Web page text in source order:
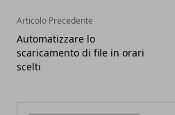
Articolo Precedente
Automatizzare lo
scaricamento di file in orari
scelti